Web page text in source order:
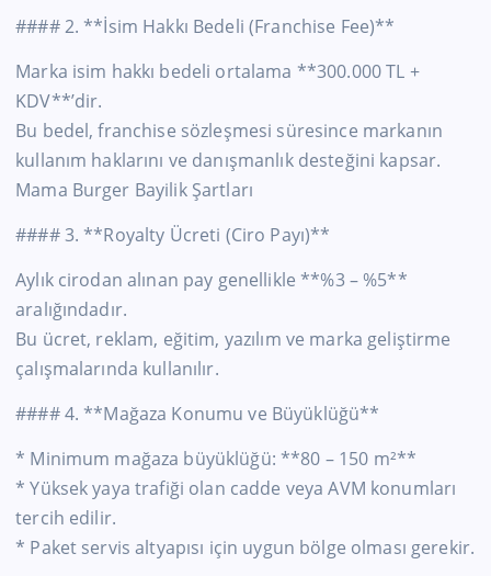
#### 2. **İsim Hakkı Bedeli (Franchise Fee)**
Marka isim hakkı bedeli ortalama **300.000 TL +
KDV**’dir.
Bu bedel, franchise sözleşmesi süresince markanın
kullanım haklarını ve danışmanlık desteğini kapsar.
Mama Burger Bayilik Şartları
#### 3. **Royalty Ücreti (Ciro Payı)**
Aylık cirodan alınan pay genellikle **%3 – %5**
aralığındadır.
Bu ücret, reklam, eğitim, yazılım ve marka geliştirme
çalışmalarında kullanılır.
#### 4. **Mağaza Konumu ve Büyüklüğü**
* Minimum mağaza büyüklüğü: **80 – 150 m²**
* Yüksek yaya trafiği olan cadde veya AVM konumları
tercih edilir.
* Paket servis altyapısı için uygun bölge olması gerekir.